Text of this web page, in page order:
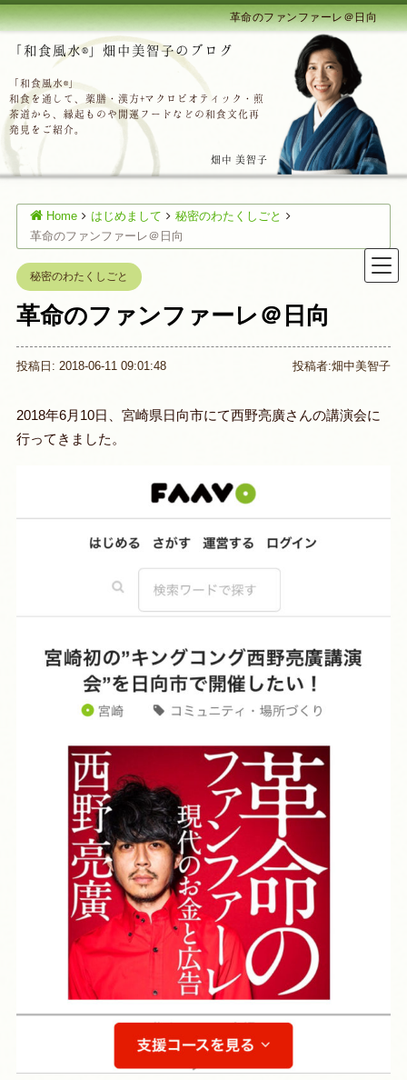
革命のファンファーレ＠日向
「和食風水®」畑中美智子のブログ
「和食風水®」
和食を通して、薬膳・漢方+マクロビオティック・煎
茶道から、縁起ものや開運フードなどの和食文化再
発見をご紹介。
畑中 美智子
Home はじめまして
秘密のわたくしごと
革命のファンファーレ＠日向
秘密のわたくしごと
革命のファンファーレ＠日向
投稿日: 2018-06-11 09:01:48 投稿者:畑中美智子
2018年6月10日、宮崎県日向市にて西野亮廣さんの講演会に
行ってきました。